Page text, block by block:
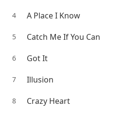
4 A Place I Know
5 Catch Me If You Can
6 Got It
7 Illusion
8 Crazy Heart